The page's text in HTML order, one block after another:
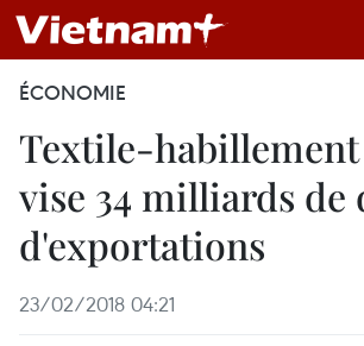
ÉCONOMIE
Textile-habillement
vise 34 milliards de
d'exportations
23/02/2018 04:21